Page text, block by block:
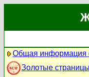
Общая информация
Золотые страницы